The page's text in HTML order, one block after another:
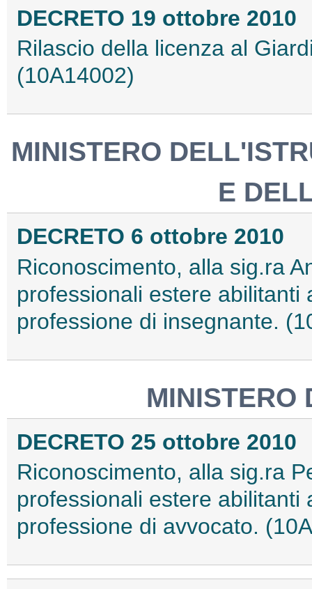
DECRETO 19 ottobre 2010
Rilascio della licenza al
(10A14002)
MINISTERO
E
DECRETO 6 ottobre 2010
Riconoscimento, alla sig.ra
professionali estere abilitanti
professione di insegnante.
MINISTERO
DECRETO 25 ottobre 2010
Riconoscimento, alla sig.ra
professionali estere abilitanti
professione di avvocato.